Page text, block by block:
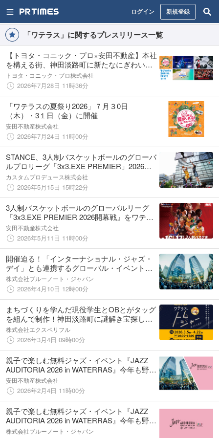
ログイン 新規登録
「ワテラス」に関するプレスリリース一覧
【トヨタ・コニック・プロ×安田不動産】本社
を構える街、神田淡路町に新たなにぎわい
を！ 「ワテラスの夏祭り2026」に出展
トヨタ・コニック・プロ株式会社
2026年7月28日 11時36分
「ワテラスの夏祭り2026」７月３0日
（木）・3１日（金）に開催
安田不動産株式会社
2026年7月24日 11時00分
STANCE、3人制バスケットボールのグローバ
ルプロリーグ「3x3.EXE PREMIER」2026シ
ーズンをオフィシャルソックスサプライヤー
としてサポート
カスタムプロデュース株式会社
2026年5月15日 15時22分
3人制バスケットボールのグローバルリーグ
『3x3.EXE PREMIER 2026開幕戦』をワテラ
スで開催
安田不動産株式会社
2026年5月11日 11時00分
開催迫る！「インターナショナル・ジャズ・
デイ」とも連携するグローバル・イベント
『JAZZ AUDITORIA 2026 in WATERRAS』、
全プログラムが決定！
株式会社ブルーノート・ジャパン
2026年4月10日 12時00分
まちづくりを学んだ現役学生とOBとがタッグ
を組んで制作！神田淡路町に謎解き宝探しイ
ベント誕生！
株式会社エクスペリフル
2026年3月4日 09時00分
親子で楽しむ無料ジャズ・イベント『JAZZ
AUDITORIA 2026 in WATERRAS』今年も野外
開催！
安田不動産株式会社
2026年2月4日 11時00分
親子で楽しむ無料ジャズ・イベント『JAZZ
AUDITORIA 2026 in WATERRAS』今年も野外
開催！
株式会社ブルーノート・ジャパン